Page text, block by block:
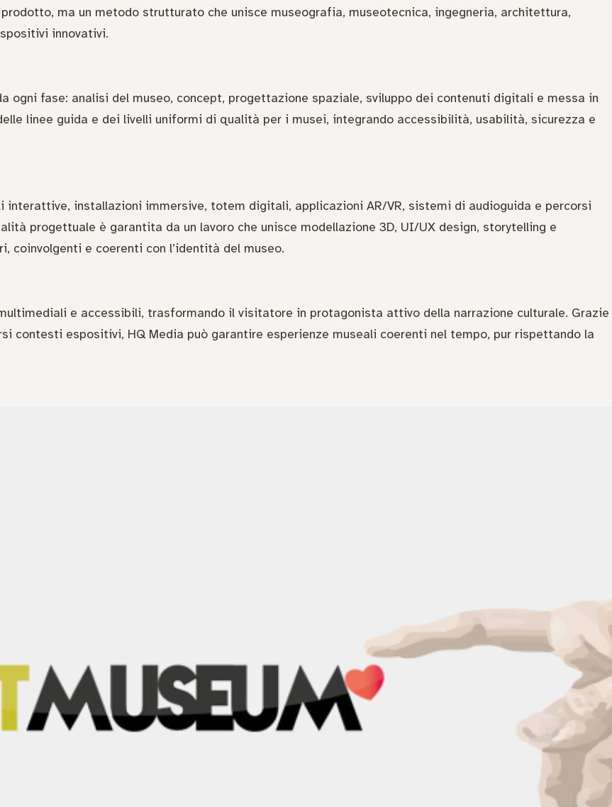
ma un metodo strutturato che unisce museografia, museotecnica, ingegneria, architettura,
innovativi.
ogni fase: analisi del museo, concept, progettazione spaziale, sviluppo dei contenuti digitali e messa in
linee guida e dei livelli uniformi di qualità per i musei, integrando accessibilità, usabilità, sicurezza e
installazioni immersive, totem digitali, applicazioni AR/VR, sistemi di audioguida e percorsi
progettuale è garantita da un lavoro che unisce modellazione 3D, UI/UX design, storytelling e
coinvolgenti e coerenti con l’identità del museo.
e accessibili, trasformando il visitatore in protagonista attivo della narrazione culturale. Grazie
espositivi, HQ Media può garantire esperienze museali coerenti nel tempo, pur rispettando la